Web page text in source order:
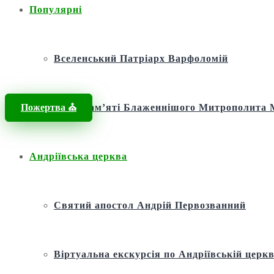
Популярні
Вселенський Патріарх Варфоломій
Фонд пам’яті Блаженнішого
Андріївська церква
Святий апостол Андрій Первозванний
Віртуальна екскурсія по Андріївській
Пожертва ⛪️